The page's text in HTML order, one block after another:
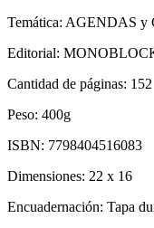
Temática: AGENDAS y
Editorial:
Cantidad de páginas: 152
Peso: 400g
ISBN: 7798404516083
Dimensiones: 22 x 16
Encuadernación: Tapa